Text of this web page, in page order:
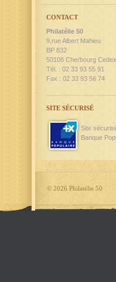
CONTACT
Philatélie 50
9,rue Albert Mahieu
BP 832
50108 Cherbourg Cedex
Tél. : 02 33 93 55 91
Fax : 02 33 93 56 74
SITE SÉCURISÉ
Site
Banque
© 2026 Philatélie 50